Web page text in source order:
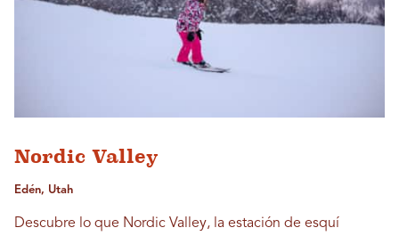
Nordic Valley
Edén, Utah
Descubre lo que Nordic Valley, la estación de esquí